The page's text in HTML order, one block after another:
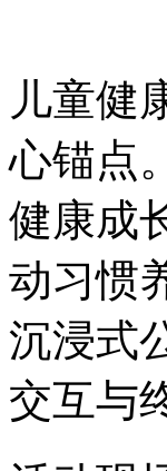
儿童健
心锚点
健康成
动习惯
沉浸式
交互与